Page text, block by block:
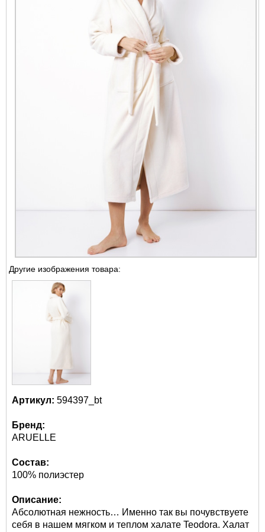
Другие изображения товара:
Артикул: 594397_bt
Бренд:
ARUELLE
Состав:
100% полиэстер
Описание:
Абсолютная нежность… Именно так вы почувствуете
себя в нашем мягком и теплом халате Teodora. Халат